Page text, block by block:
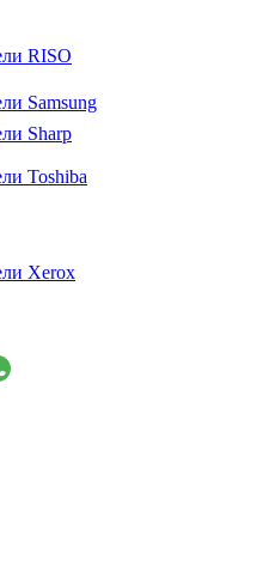
RISO
Samsung
Sharp
Toshiba
Xerox